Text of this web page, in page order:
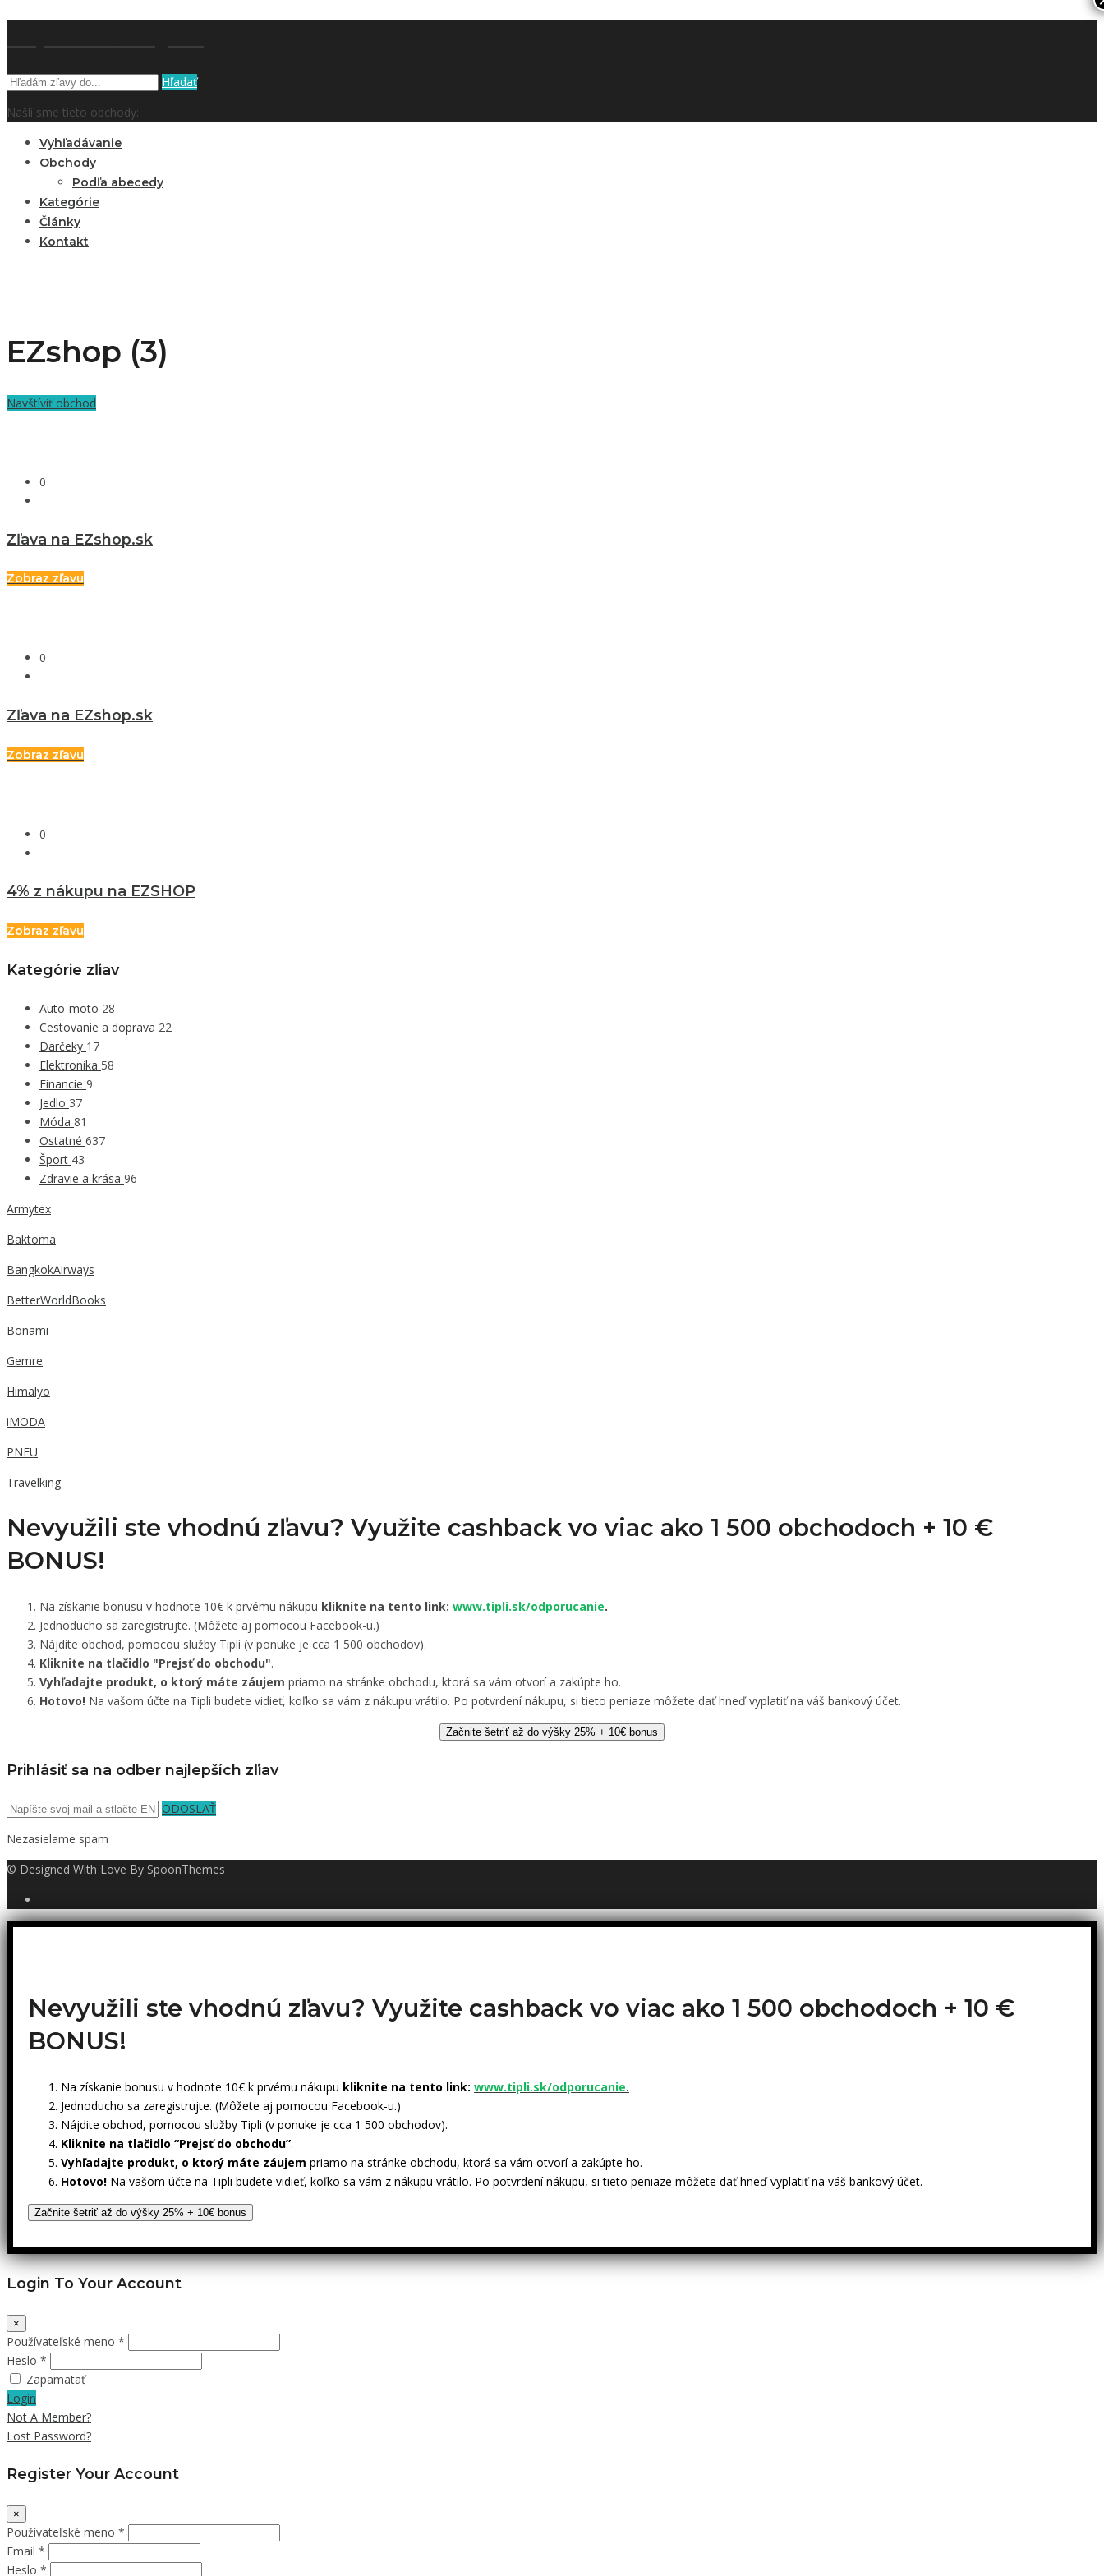
Hľadať
Našli sme tieto obchody:
Vyhľadávanie
Obchody
Podľa abecedy
Kategórie
Články
Kontakt
EZshop (3)
Navštíviť obchod
0
Zľava na EZshop.sk
Zobraz zľavu
0
Zľava na EZshop.sk
Zobraz zľavu
0
4% z nákupu na EZSHOP
Zobraz zľavu
Kategórie zľiav
Auto-moto 28
Cestovanie a doprava 22
Darčeky 17
Elektronika 58
Financie 9
Jedlo 37
Móda 81
Ostatné 637
Šport 43
Zdravie a krása 96
Armytex
Baktoma
BangkokAirways
BetterWorldBooks
Bonami
Gemre
Himalyo
iMODA
PNEU
Travelking
Nevyužili ste vhodnú zľavu? Využite cashback vo viac ako 1 500 obchodoch + 10 €
BONUS!
Na získanie bonusu v hodnote 10€ k prvému nákupu kliknite na tento link: www.tipli.sk/odporucanie.
Jednoducho sa zaregistrujte. (Môžete aj pomocou Facebook-u.)
Nájdite obchod, pomocou služby Tipli (v ponuke je cca 1 500 obchodov).
Kliknite na tlačidlo "Prejsť do obchodu".
Vyhľadajte produkt, o ktorý máte záujem priamo na stránke obchodu, ktorá sa vám otvorí a zakúpte ho.
Hotovo! Na vašom účte na Tipli budete vidieť, koľko sa vám z nákupu vrátilo. Po potvrdení nákupu, si tieto peniaze môžete dať hneď vyplatiť na váš bankový účet.
Začnite šetriť až do výšky 25% + 10€ bonus
Prihlásiť sa na odber najlepších zľiav
ODOSLAŤ
Nezasielame spam
© Designed With Love By SpoonThemes
Nevyužili ste vhodnú zľavu? Využite cashback vo viac ako 1 500 obchodoch + 10 €
BONUS!
Na získanie bonusu v hodnote 10€ k prvému nákupu kliknite na tento link: www.tipli.sk/odporucanie.
Jednoducho sa zaregistrujte. (Môžete aj pomocou Facebook-u.)
Nájdite obchod, pomocou služby Tipli (v ponuke je cca 1 500 obchodov).
Kliknite na tlačidlo “Prejsť do obchodu”.
Vyhľadajte produkt, o ktorý máte záujem priamo na stránke obchodu, ktorá sa vám otvorí a zakúpte ho.
Hotovo! Na vašom účte na Tipli budete vidieť, koľko sa vám z nákupu vrátilo. Po potvrdení nákupu, si tieto peniaze môžete dať hneď vyplatiť na váš bankový účet.
Začnite šetriť až do výšky 25% + 10€ bonus
Login To Your Account
×
Používateľské meno *
Heslo *
Zapamätať
Login
Not A Member?
Lost Password?
Register Your Account
×
Používateľské meno *
Email *
Heslo *